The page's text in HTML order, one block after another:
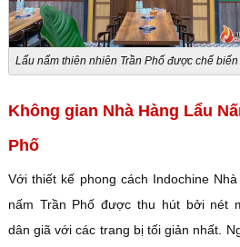
Lẩu nấm thiên nhiên Trần Phố được chế
Không gian Nhà Hàng Lẩu
Phố
Với thiết kế phong cách Indochine
nấm Trần Phố được thu hút bởi nét
dân giã với các trang bị tối giản nhất.